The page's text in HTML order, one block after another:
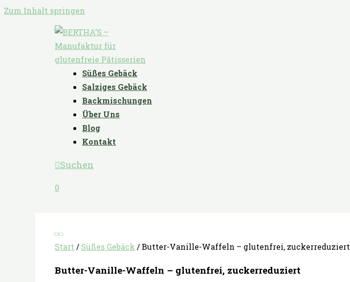
Zum Inhalt springen
Süßes Gebäck
Salziges Gebäck
Backmischungen
Über Uns
Blog
Kontakt
Suchen
0
Start / Süßes Gebäck / Butter-Vanille-Waffeln – glutenfrei, zuckerreduziert
Butter-Vanille-Waffeln – glutenfrei, zuckerreduziert